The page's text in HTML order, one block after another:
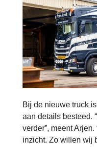
Bij de nieuwe truck
aan details besteed.
verder”, meent
inzicht. Zo willen wij